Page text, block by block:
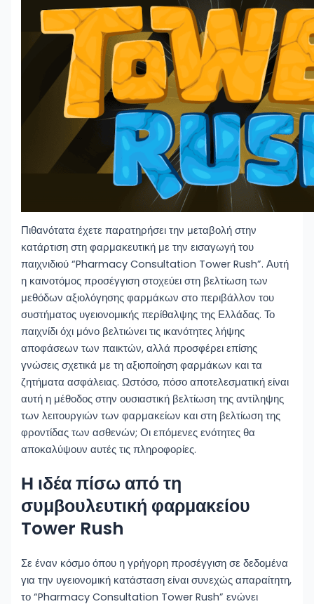
Πιθανότατα έχετε παρατηρήσει την μεταβολή στην
κατάρτιση στη φαρμακευτική με την εισαγωγή του
παιχνιδιού “Pharmacy Consultation Tower Rush”. Αυτή
η καινοτόμος προσέγγιση στοχεύει στη βελτίωση των
μεθόδων αξιολόγησης φαρμάκων στο περιβάλλον του
συστήματος υγειονομικής περίθαλψης της Ελλάδας. Το
παιχνίδι όχι μόνο βελτιώνει τις ικανότητες λήψης
αποφάσεων των παικτών, αλλά προσφέρει επίσης
γνώσεις σχετικά με τη αξιοποίηση φαρμάκων και τα
ζητήματα ασφάλειας. Ωστόσο, πόσο αποτελεσματική είναι
αυτή η μέθοδος στην ουσιαστική βελτίωση της αντίληψης
των λειτουργιών των φαρμακείων και στη βελτίωση της
φροντίδας των ασθενών; Οι επόμενες ενότητες θα
αποκαλύψουν αυτές τις πληροφορίες.
Η ιδέα πίσω από τη
συμβουλευτική φαρμακείου
Tower Rush
Σε έναν κόσμο όπου η γρήγορη προσέγγιση σε δεδομένα
για την υγειονομική κατάσταση είναι συνεχώς απαραίτητη,
το “Pharmacy Consultation Tower Rush” ενώνει